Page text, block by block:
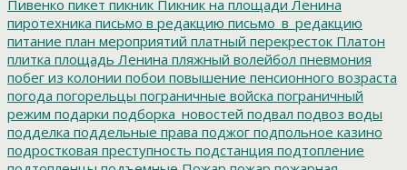
Пивенко пикет пикник Пикник на площади Ленина
пиротехника письмо в редакцию письмо_в_редакцию
питание план мероприятий платный перекресток Платон
плитка площадь Ленина пляжный волейбол пневмония
побег из колонии побои повышение пенсионного возраста
погода погорельцы пограничные войска пограничный
режим подарки подборка_новостей подвал подвоз воды
подделка поддельные права поджог подпольное казино
подростковая преступность подстанция подтопление